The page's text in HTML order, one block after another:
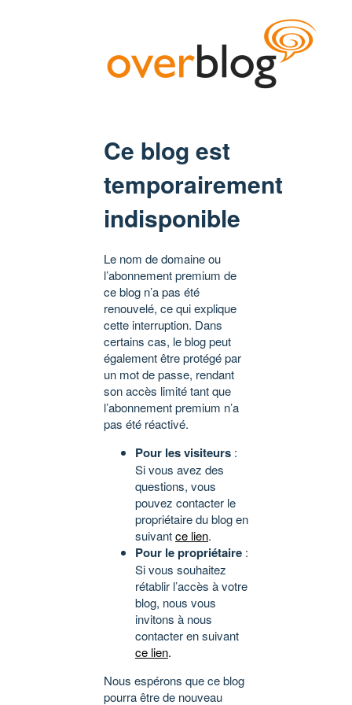
Ce blog est
temporairement
indisponible
Le nom de domaine ou
l’abonnement premium de
ce blog n’a pas été
renouvelé, ce qui explique
cette interruption. Dans
certains cas, le blog peut
également être protégé par
un mot de passe, rendant
son accès limité tant que
l’abonnement premium n’a
pas été réactivé.
Pour les visiteurs :
Si vous avez des
questions, vous
pouvez contacter le
propriétaire du blog en
suivantce lien.
Pour le propriétaire :
Si vous souhaitez
rétablir l’accès à votre
blog, nous vous
invitons à nous
contacter en suivant
ce lien.
Nous espérons que ce blog
pourra être de nouveau